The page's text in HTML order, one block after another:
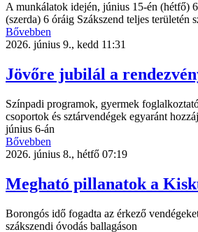
A munkálatok idején, június 15-én (hétfő)
(szerda) 6 óráig Szákszend teljes területén
Bővebben
2026. június 9., kedd 11:31
Jövőre jubilál a
Színpadi programok, gyermek
csoportok és sztárvendégek egyaránt
június 6-án
Bővebben
2026. június 8., hétfő 07:19
Megható pillanatok a
Borongós idő fogadta az érkező
szákszendi óvodás ballagáson